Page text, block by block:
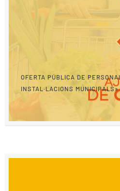
OFERTA PÚBLICA DE
INSTAL·LACIONS MUNICIPALS»